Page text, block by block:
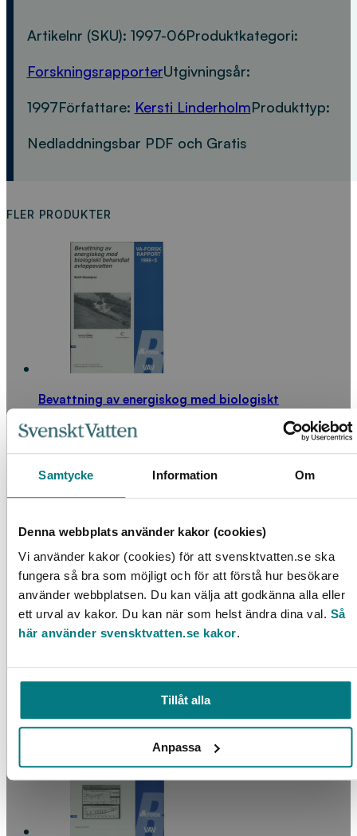
Samtycke Information Om
Denna webbplats använder kakor (cookies)
Vi använder kakor (cookies) för att svensktvatten.se ska
fungera så bra som möjligt och för att förstå hur besökare
använder webbplatsen. Du kan välja att godkänna alla eller
ett urval av kakor. Du kan när som helst ändra dina val. Så
här använder svensktvatten.se kakor.
Tillåt alla
Anpassa
Artikelnr (SKU): 1997-06Produktkategori:
ForskningsrapporterUtgivningsår:
1997Författare: Kersti LinderholmProdukttyp:
Nedladdningsbar PDF och Gratis
FLER PRODUKTER
Bevattning av energiskog med biologiskt
LÄS MER
Kartläggning av retention av fosfor och metaller i
LÄS MER